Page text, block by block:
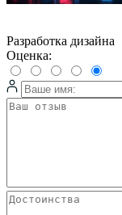
Разработка дизайна
Оценка: